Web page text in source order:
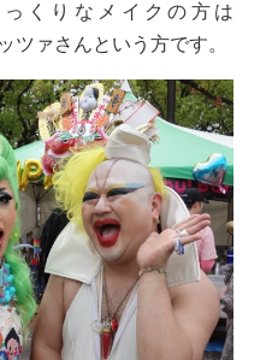
くりなメイクの方は
ツァさんという方です。